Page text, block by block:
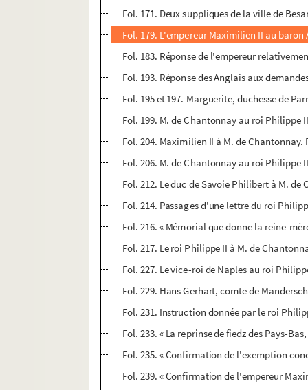
Fol. 171. Deux suppliques de la ville de
Fol. 179. L'empereur Maximilien II au
Fol. 183. Réponse de l'empereur
Fol. 193. Réponse des Anglais aux
Fol. 195 et 197. Marguerite, duchesse de
Fol. 199. M. de Chantonnay au roi Philippe
Fol. 204. Maximilien II à M. de Chantonnay.
Fol. 206. M. de Chantonnay au roi Philippe
Fol. 212. Le duc de Savoie Philibert à M. de
Fol. 214. Passages d'une lettre du roi
Fol. 216. « Mémorial que donne la reine-
Fol. 217. Le roi Philippe II à M. de
Fol. 227. Le vice-roi de Naples au roi
Fol. 229. Hans Gerhart, comte de
Fol. 231. Instruction donnée par le roi
Fol. 233. « La reprinse de fiedz des Pays-
Fol. 235. « Confirmation de l'exemption
Fol. 239. « Confirmation de l'empereur